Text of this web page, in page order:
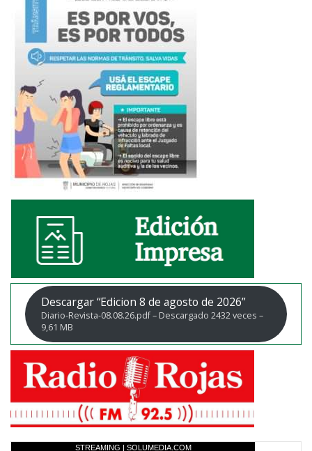
Descargar “Edicion 8 de agosto de 2026”
Diario-Revista-08.08.26.pdf – Descargado 2432 veces –
9,61 MB